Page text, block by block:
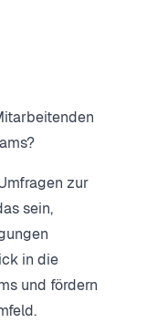
zur
sein,
in die
und fördern